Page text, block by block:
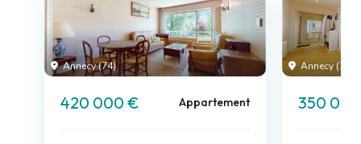
Annecy (74)
420 000 € Appartement
Annecy (74)
350